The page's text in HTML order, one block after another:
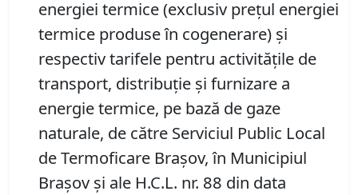
energiei termice (exclusiv prețul energiei
termice produse în cogenerare) și
respectiv tarifele pentru activitățile de
transport, distribuție și furnizare a
energie termice, pe bază de gaze
naturale, de către Serviciul Public Local
de Termoficare Brașov, în Municipiul
Brașov și ale H.C.L. nr. 88 din data